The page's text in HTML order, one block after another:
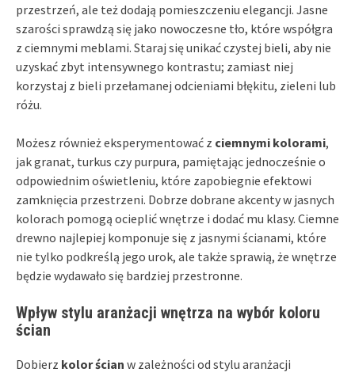
przestrzeń, ale też dodają pomieszczeniu elegancji. Jasne
szarości sprawdzą się jako nowoczesne tło, które współgra
z ciemnymi meblami. Staraj się unikać czystej bieli, aby nie
uzyskać zbyt intensywnego kontrastu; zamiast niej
korzystaj z bieli przełamanej odcieniami błękitu, zieleni lub
różu.
Możesz również eksperymentować z ciemnymi kolorami,
jak granat, turkus czy purpura, pamiętając jednocześnie o
odpowiednim oświetleniu, które zapobiegnie efektowi
zamknięcia przestrzeni. Dobrze dobrane akcenty w jasnych
kolorach pomogą ocieplić wnętrze i dodać mu klasy. Ciemne
drewno najlepiej komponuje się z jasnymi ścianami, które
nie tylko podkreślą jego urok, ale także sprawią, że wnętrze
będzie wydawało się bardziej przestronne.
Wpływ stylu aranżacji wnętrza na wybór koloru
ścian
Dobierz kolor ścian w zależności od stylu aranżacji